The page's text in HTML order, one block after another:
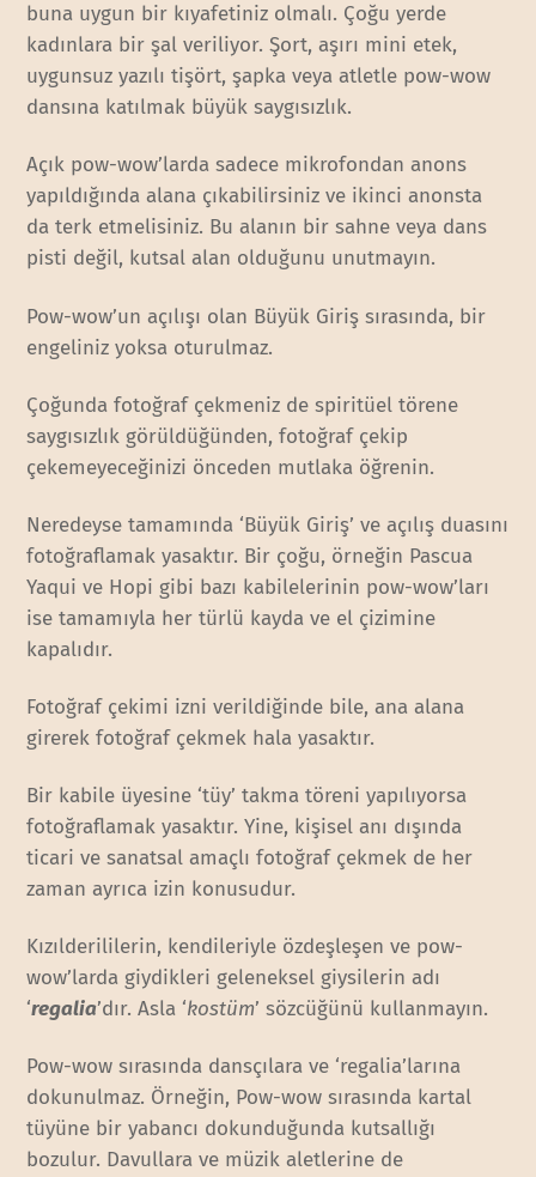
buna uygun bir kıyafetiniz olmalı. Çoğu yerde
kadınlara bir şal veriliyor. Şort, aşırı mini etek,
uygunsuz yazılı tişört, şapka veya atletle pow-wow
dansına katılmak büyük saygısızlık.
Açık pow-wow’larda sadece mikrofondan anons
yapıldığında alana çıkabilirsiniz ve ikinci anonsta
da terk etmelisiniz. Bu alanın bir sahne veya dans
pisti değil, kutsal alan olduğunu unutmayın.
Pow-wow’un açılışı olan Büyük Giriş sırasında, bir
engeliniz yoksa oturulmaz.
Çoğunda fotoğraf çekmeniz de spiritüel törene
saygısızlık görüldüğünden, fotoğraf çekip
çekemeyeceğinizi önceden mutlaka öğrenin.
Neredeyse tamamında ‘Büyük Giriş’ ve açılış duasını
fotoğraflamak yasaktır. Bir çoğu, örneğin Pascua
Yaqui ve Hopi gibi bazı kabilelerinin pow-wow’ları
ise tamamıyla her türlü kayda ve el çizimine
kapalıdır.
Fotoğraf çekimi izni verildiğinde bile, ana alana
girerek fotoğraf çekmek hala yasaktır.
Bir kabile üyesine ‘tüy’ takma töreni yapılıyorsa
fotoğraflamak yasaktır. Yine, kişisel anı dışında
ticari ve sanatsal amaçlı fotoğraf çekmek de her
zaman ayrıca izin konusudur.
Kızılderililerin, kendileriyle özdeşleşen ve pow-
wow’larda giydikleri geleneksel giysilerin adı
‘regalia’dır. Asla ‘kostüm’ sözcüğünü kullanmayın.
Pow-wow sırasında dansçılara ve ‘regalia’larına
dokunulmaz. Örneğin, Pow-wow sırasında kartal
tüyüne bir yabancı dokunduğunda kutsallığı
bozulur. Davullara ve müzik aletlerine de